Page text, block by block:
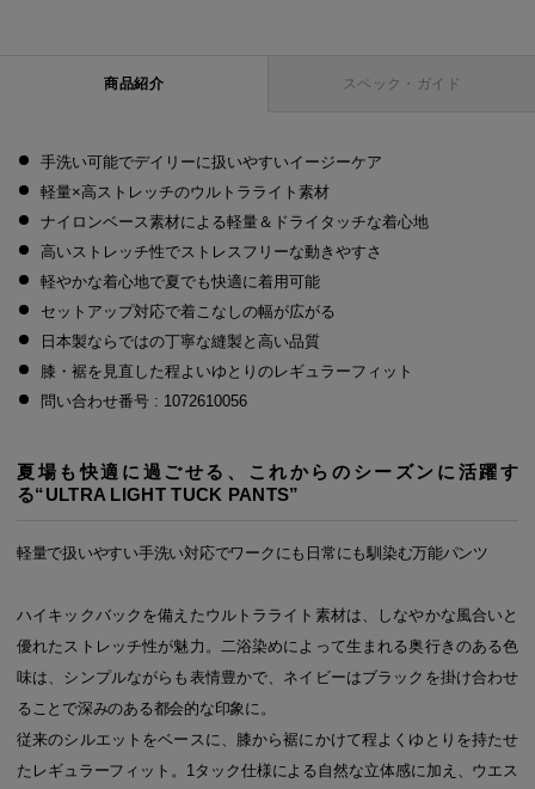
商品紹介 スペック・ガイド
手洗い可能でデイリーに扱いやすいイージーケア
軽量×高ストレッチのウルトラライト素材
ナイロンベース素材による軽量＆ドライタッチな着心地
高いストレッチ性でストレスフリーな動きやすさ
軽やかな着心地で夏でも快適に着用可能
セットアップ対応で着こなしの幅が広がる
日本製ならではの丁寧な縫製と高い品質
膝・裾を見直した程よいゆとりのレギュラーフィット
問い合わせ番号 : 1072610056
夏場も快適に過ごせる、これからのシーズンに活躍す
る“ULTRA LIGHT TUCK PANTS”
軽量で扱いやすい手洗い対応でワークにも日常にも馴染む万能パンツ
ハイキックバックを備えたウルトラライト素材は、しなやかな風合いと
優れたストレッチ性が魅力。二浴染めによって生まれる奥行きのある色
味は、シンプルながらも表情豊かで、ネイビーはブラックを掛け合わせ
ることで深みのある都会的な印象に。
従来のシルエットをベースに、膝から裾にかけて程よくゆとりを持たせ
たレギュラーフィット。1タック仕様による自然な立体感に加え、ウエス